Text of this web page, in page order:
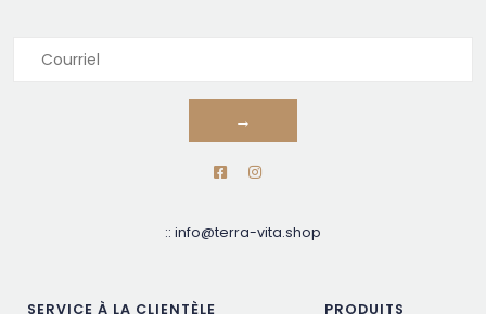
→
:: info@terra-vita.shop
SERVICE À LA CLIENTÈLE PRODUITS